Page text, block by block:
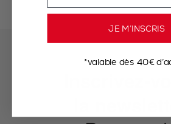
JE M’INSCRIS
*valable dès 40€